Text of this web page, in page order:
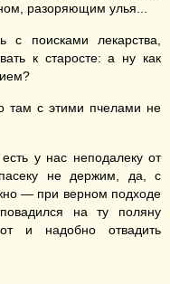
разоряющим улья...
поисками лекарства,
к старосте: а ну как
там с этими пчелами не
у нас неподалеку от
не держим, да, с
— при верном подходе
на ту поляну
и надобно отвадить